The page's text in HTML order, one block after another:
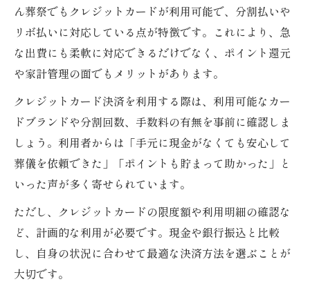
ん葬祭でもクレジットカードが利用可能で、分割払いや
リボ払いに対応している点が特徴です。これにより、急
な出費にも柔軟に対応できるだけでなく、ポイント還元
や家計管理の面でもメリットがあります。
クレジットカード決済を利用する際は、利用可能なカー
ドブランドや分割回数、手数料の有無を事前に確認しま
しょう。利用者からは「手元に現金がなくても安心して
葬儀を依頼できた」「ポイントも貯まって助かった」と
いった声が多く寄せられています。
ただし、クレジットカードの限度額や利用明細の確認な
ど、計画的な利用が必要です。現金や銀行振込と比較
し、自身の状況に合わせて最適な決済方法を選ぶことが
大切です。